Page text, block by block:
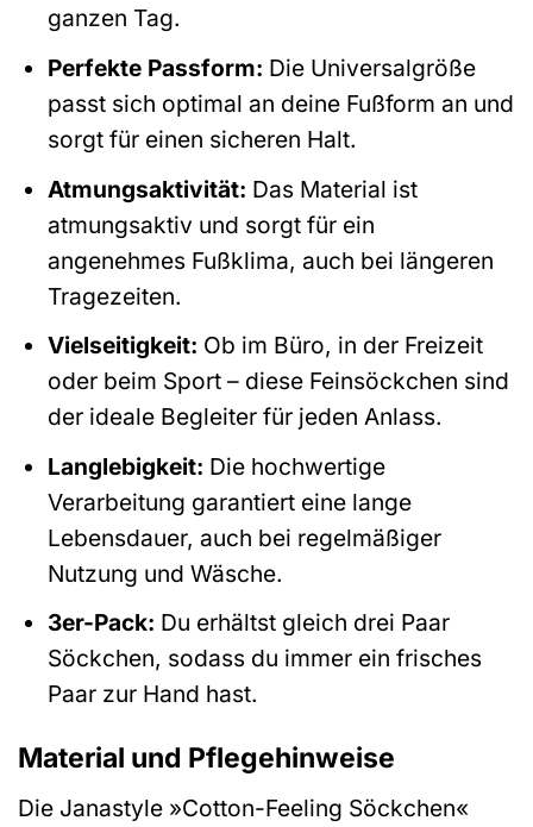
ganzen Tag.
Perfekte Passform: Die Universalgröße
passt sich optimal an deine Fußform an und
sorgt für einen sicheren Halt.
Atmungsaktivität: Das Material ist
atmungsaktiv und sorgt für ein
angenehmes Fußklima, auch bei längeren
Tragezeiten.
Vielseitigkeit: Ob im Büro, in der Freizeit
oder beim Sport – diese Feinsöckchen sind
der ideale Begleiter für jeden Anlass.
Langlebigkeit: Die hochwertige
Verarbeitung garantiert eine lange
Lebensdauer, auch bei regelmäßiger
Nutzung und Wäsche.
3er-Pack: Du erhältst gleich drei Paar
Söckchen, sodass du immer ein frisches
Paar zur Hand hast.
Material und Pflegehinweise
Die Janastyle »Cotton-Feeling Söckchen«